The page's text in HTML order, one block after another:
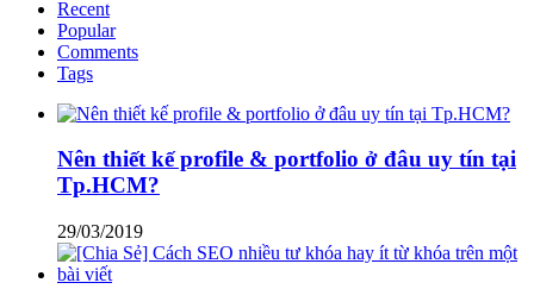
Recent
Popular
Comments
Tags
Nên thiết kế profile & portfolio ở đâu uy tín tại
Tp.HCM?
29/03/2019